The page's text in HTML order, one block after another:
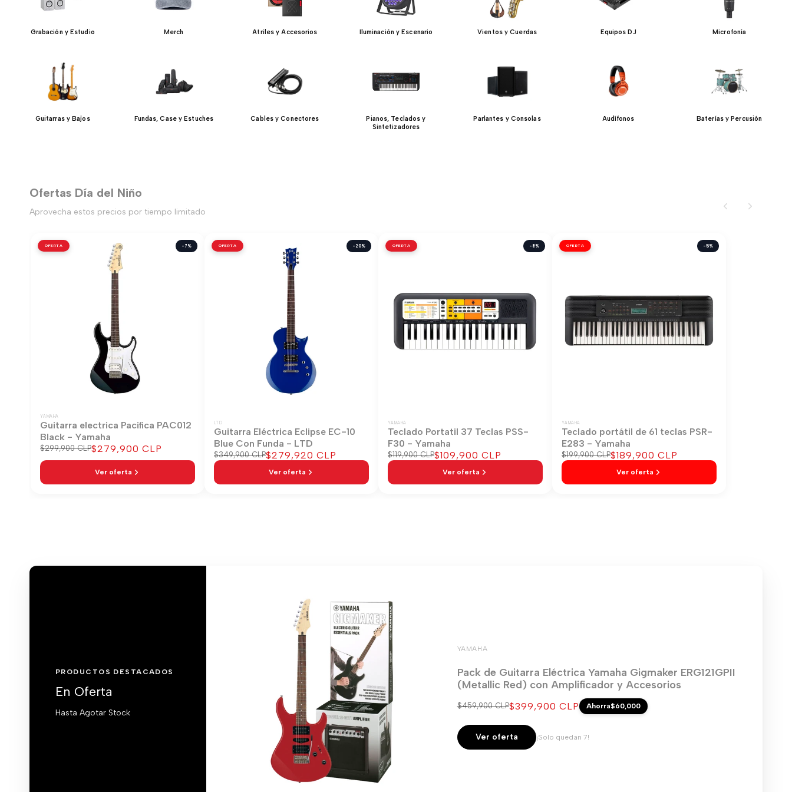
Grabación y Estudio Merch Atriles y Accesorios Iluminación y Escenario Vientos y Cuerdas Equipos DJ Microfonía
Guitarras y Bajos Fundas, Case y Estuches Cables y Conectores
Pianos, Teclados y
Sintetizadores
Parlantes y Consolas Audífonos Baterías y Percusión
Ofertas Día del Niño
Aprovecha estos precios por tiempo limitado
OFERTA -7%
YAMAHA
Guitarra electrica Pacifica PAC012
Black - Yamaha
Precio
$299,900 CLPPrecio
de
venta
$279,900 CLP
Ver oferta
OFERTA -20%
LTD
Guitarra Eléctrica Eclipse EC-10
Blue Con Funda - LTD
Precio
regular
$349,900 CLPPrecio
venta
$279,920 CLP
Ver oferta
OFERTA -8%
YAMAHA
Teclado Portatil 37 Teclas PSS-
F30 - Yamaha
Precio
regular
$119,900 CLPPrecio
venta
$109,900 CLP
Ver oferta
OFERTA -5%
YAMAHA
Teclado portátil de 61 teclas PSR-
E283 - Yamaha
Precio
regular
$199,900 CLPPrecio
venta
$189,900 CLP
Ver oferta
PRODUCTOS DESTACADOS
En Oferta
Hasta Agotar Stock
YAMAHA
Pack de Guitarra Eléctrica Yamaha Gigmaker ERG121GPII
(Metallic Red) con Amplificador y Accesorios
Precio
$459,900 CLPPrecio
venta
$399,900 CLP Ahorra$60,000
Ver oferta ¡Solo quedan 7!